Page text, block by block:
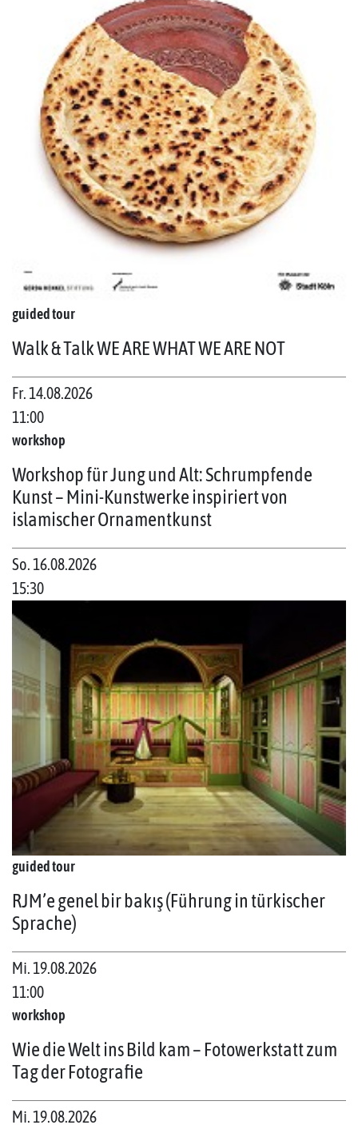
guided tour
Walk & Talk WE ARE WHAT WE ARE NOT
Fr. 14.08.2026
11:00
workshop
Workshop für Jung und Alt: Schrumpfende
Kunst – Mini-Kunstwerke inspiriert von
islamischer Ornamentkunst
So. 16.08.2026
15:30
guided tour
RJM’e genel bir bakış (Führung in türkischer
Sprache)
Mi. 19.08.2026
11:00
workshop
Wie die Welt ins Bild kam – Fotowerkstatt zum
Tag der Fotografie
Mi. 19.08.2026